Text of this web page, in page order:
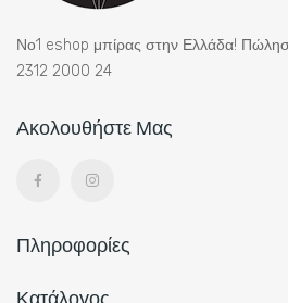
Νο1 eshop μπίρας στην Ελλάδα!
2312 2000 24
Ακολουθήστε Μας
Πληροφορίες